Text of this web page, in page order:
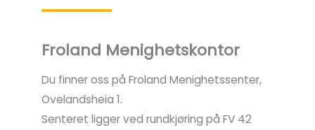
Froland Menighetskontor
Du finner oss på Froland Menighetssenter,
Ovelandsheia 1.
Senteret ligger ved rundkjøring på FV 42